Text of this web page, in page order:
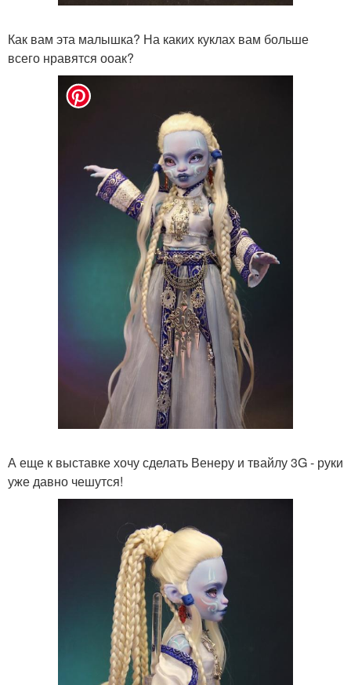
Как вам эта малышка? На каких куклах вам больше
всего нравятся ооак?
А еще к выставке хочу сделать Венеру и твайлу 3G - руки
уже давно чешутся!